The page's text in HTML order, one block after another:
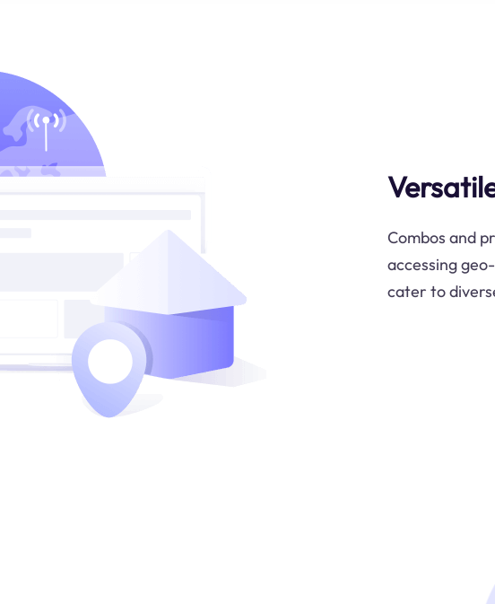
Combos and
accessing
cater to